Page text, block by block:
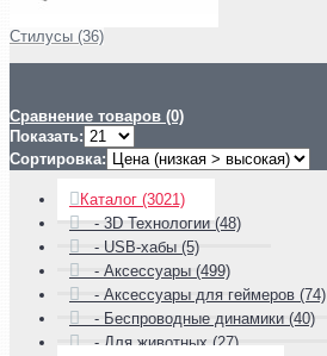
Стилусы (36)
Сравнение товаров (0)
Показать:
Сортировка:
Каталог (3021)
- 3D Технологии (48)
- USB-хабы (5)
- Аксессуары (499)
- Аксессуары для геймеров (74)
- Беспроводные динамики (40)
- Для животных (27)